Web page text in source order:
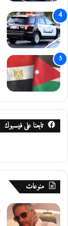
ر
و
ا
ل
ع
ق
ب
ة
تابعنا على فيسبوك
منوعات